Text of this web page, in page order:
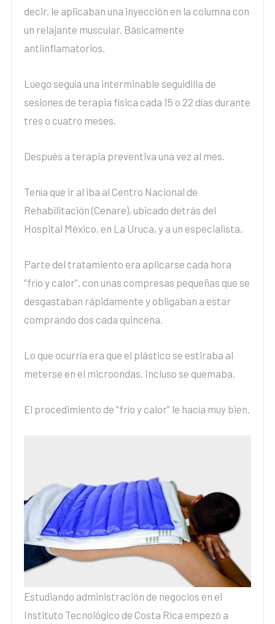
decir, le aplicaban una inyección en la columna con
un relajante muscular. Básicamente
antiinflamatorios.
Luego seguía una interminable seguidilla de
sesiones de terapia física cada 15 o 22 días durante
tres o cuatro meses.
Después a terapia preventiva una vez al mes.
Tenía que ir al iba al Centro Nacional de
Rehabilitación (Cenare), ubicado detrás del
Hospital México, en La Uruca, y a un especialista.
Parte del tratamiento era aplicarse cada hora
“frío y calor”, con unas compresas pequeñas que se
desgastaban rápidamente y obligaban a estar
comprando dos cada quincena.
Lo que ocurría era que el plástico se estiraba al
meterse en el microondas. Incluso se quemaba.
El procedimiento de “frío y calor” le hacía muy bien.
Estudiando administración de negocios en el
Instituto Tecnológico de Costa Rica empezó a